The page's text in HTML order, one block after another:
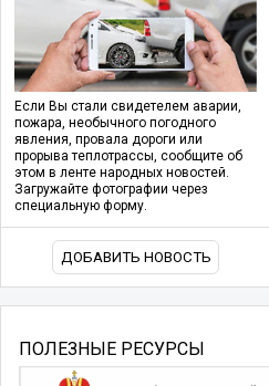
Если Вы стали свидетелем аварии,
пожара, необычного погодного
явления, провала дороги или
прорыва теплотрассы, сообщите об
этом в ленте народных новостей.
Загружайте фотографии через
специальную форму.
ДОБАВИТЬ НОВОСТЬ
ПОЛЕЗНЫЕ РЕСУРСЫ